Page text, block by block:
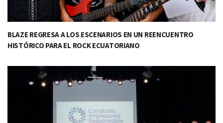
BLAZE REGRESA A LOS ESCENARIOS EN UN REENCUENTRO
HISTÓRICO PARA EL ROCK ECUATORIANO